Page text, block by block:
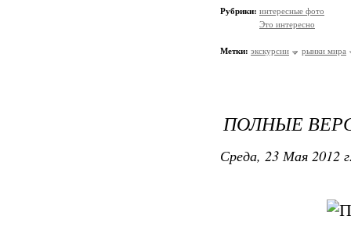
Рубрики: интересные фото
Это интересно
Метки: экскурсии рынки мира
ПОЛНЫЕ
Среда, 23 Мая 2012